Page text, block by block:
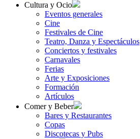
Cultura y Ocio
Eventos generales
Cine
Festivales de Cine
Teatro, Danza y Espectáculos
Conciertos y festivales
Carnavales
Ferias
Arte y Exposiciones
Formación
Artículos
Comer y Beber
Bares y Restaurantes
Copas
Discotecas y Pubs